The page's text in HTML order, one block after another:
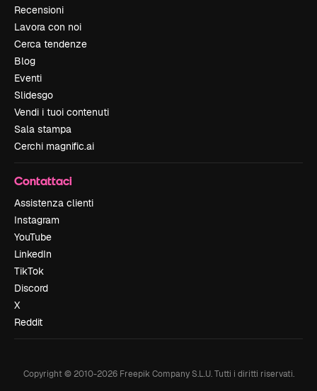
Recensioni
Lavora con noi
Cerca tendenze
Blog
Eventi
Slidesgo
Vendi i tuoi contenuti
Sala stampa
Cerchi magnific.ai
Contattaci
Assistenza clienti
Instagram
YouTube
LinkedIn
TikTok
Discord
X
Reddit
Copyright © 2010-2026Freepik Company S.L.U. Tutti i diritti riservati.